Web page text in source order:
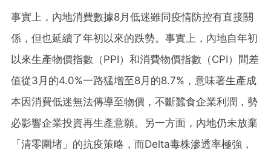
事實上，內地消費數據8月低迷雖同疫情防控有直接關
係，但也延續了年初以來的跌勢。事實上，內地自年初
以來生產物價指數（PPI）和消費物價指數（CPI）間差
值從3月的4.0%一路猛增至8月的8.7%，意味著生產成
本因消費低迷無法傳導至物價，不斷蠶食企業利潤，勢
必影響企業投資再生產意願。另一方面，內地仍未放棄
「清零圍堵」的抗疫策略，而Delta毒株滲透率極強，